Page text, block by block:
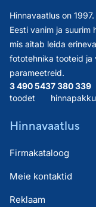
Hinnavaatlus on
Eesti vanim ja
mis aitab leida
fototehnika tooteid ja
parameetreid.
3 490 543
toodet
7 380 339
Hinnavaatlus
Firmakataloog
Meie kontaktid
Reklaam